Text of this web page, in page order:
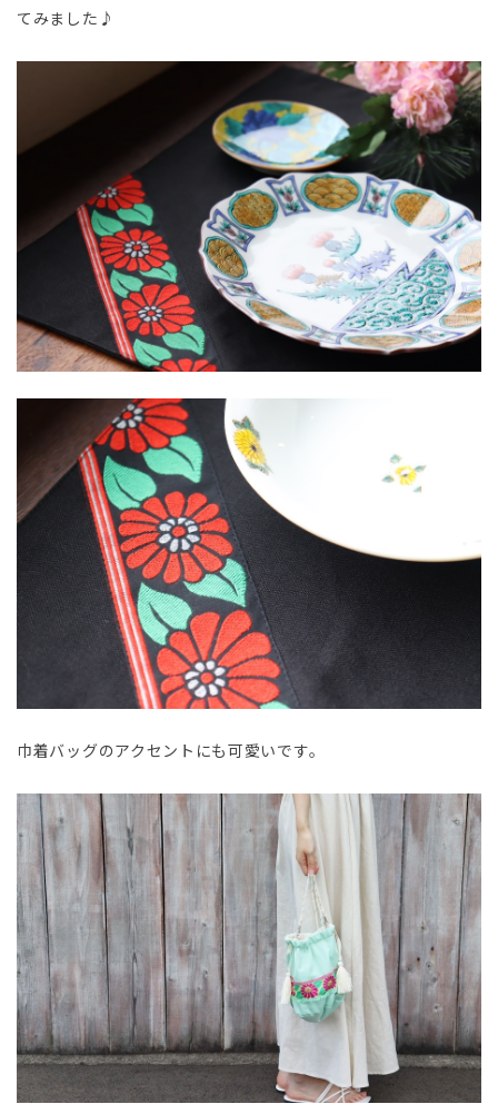
てみました♪
巾着バッグのアクセントにも可愛いです。